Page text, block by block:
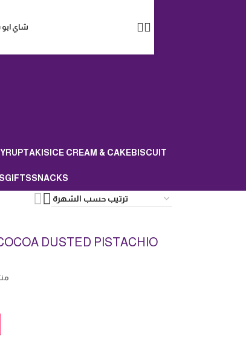
شاي
TAKIS ICE CREAM & CAKEBISCUIT
GIFTSSNACKS
DUSTED PISTACHIO